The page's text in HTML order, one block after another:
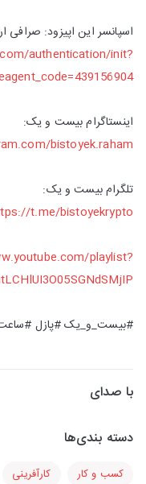
اسپانسر این اپیزود: صرافی
authentication/init?
اینستاگرام بیست و یک:
bistoyek.raham
تلگرام بیست و یک:
t.me/bistoyekrypto
playlist?
#بیست_و_یک #پازل
با صدای
دسته بندی‌ها
کسب و کار کارآفرینی